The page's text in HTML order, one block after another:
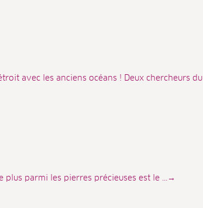
avec les anciens océans ! Deux chercheurs du
plus parmi les pierres précieuses est le ...→